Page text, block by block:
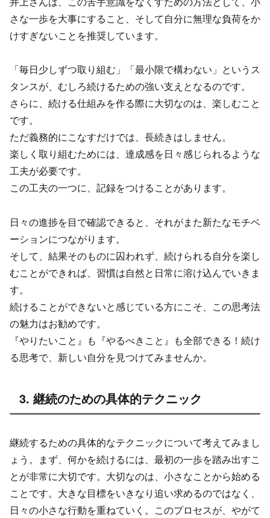
さな一歩を大事にすること、そして自分に無理な負荷をか
けすぎないことを推奨しています。
「毎日少しずつ取り組む」「最小限で構わない」というス
タンスが、むしろ続けるための強い支えとなるのです。
さらに、続ける仕組みを作る際に大切なのは、楽しむこと
です。
ただ義務的にこなすだけでは、長続きはしません。
楽しく取り組むためには、達成感を日々感じられるような
工夫が必要です。
この工夫の一つに、記録をつけることがあります。
日々の進捗を目で確認できると、それがまた新たなモチベ
ーションにつながります。
そして、結果そのものに囚われず、続けられる自分を楽し
むことができれば、習慣は自然と日常に溶け込んでいきま
す。
続けることができないと感じている方にこそ、この思考法
の魅力はお勧めです。
『やりたいこと』も『やるべきこと』も全部できる！続け
る思考で、新しい自分を見つけてみませんか。
3. 継続のための具体的テクニック
継続するための具体的なテクニックについて考えてみまし
ょう。まず、何かを続けるには、最初の一歩を踏み出すこ
とが非常に大切です。大切なのは、小さなことから始める
ことです。大きな目標をいきなり追い求めるのではなく、
日々の小さな行動を重ねていく。このプロセスが、やがて